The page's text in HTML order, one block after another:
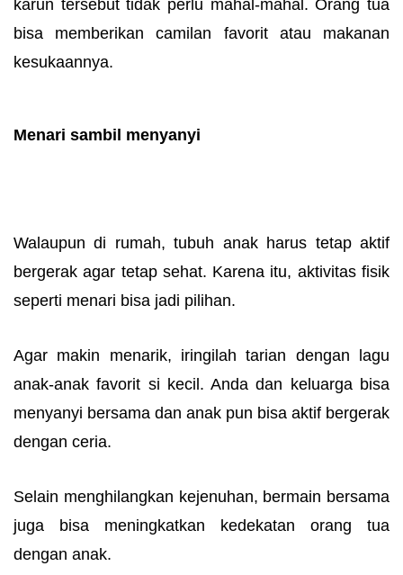
karun tersebut tidak perlu mahal-mahal. Orang tua
bisa memberikan camilan favorit atau makanan
kesukaannya.
Menari sambil menyanyi
Walaupun di rumah, tubuh anak harus tetap aktif
bergerak agar tetap sehat. Karena itu, aktivitas fisik
seperti menari bisa jadi pilihan.
Agar makin menarik, iringilah tarian dengan lagu
anak-anak favorit si kecil. Anda dan keluarga bisa
menyanyi bersama dan anak pun bisa aktif bergerak
dengan ceria.
Selain menghilangkan kejenuhan, bermain bersama
juga bisa meningkatkan kedekatan orang tua
dengan anak.